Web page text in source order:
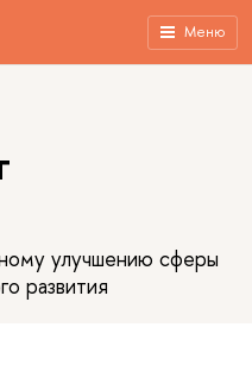
Меню
улучшению сферы
развития